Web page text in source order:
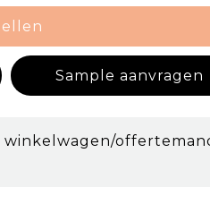
Sample aanvragen